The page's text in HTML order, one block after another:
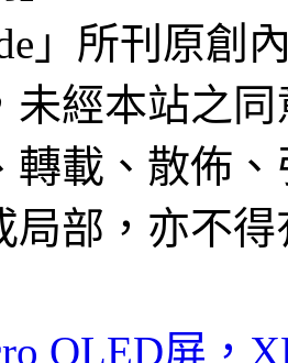
」所刊原創
未經本站之
轉載、散佈
局部，亦不
OLED屏，